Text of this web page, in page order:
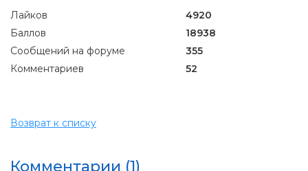
Лайков
4920
Баллов
18938
Сообщений на форуме
355
Комментариев
52
Возврат к списку
Комментарии (1)